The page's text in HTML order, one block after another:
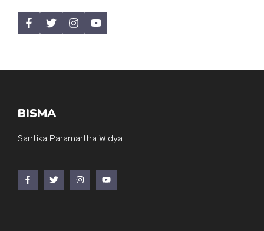
BISMA
Santika Paramartha Widya